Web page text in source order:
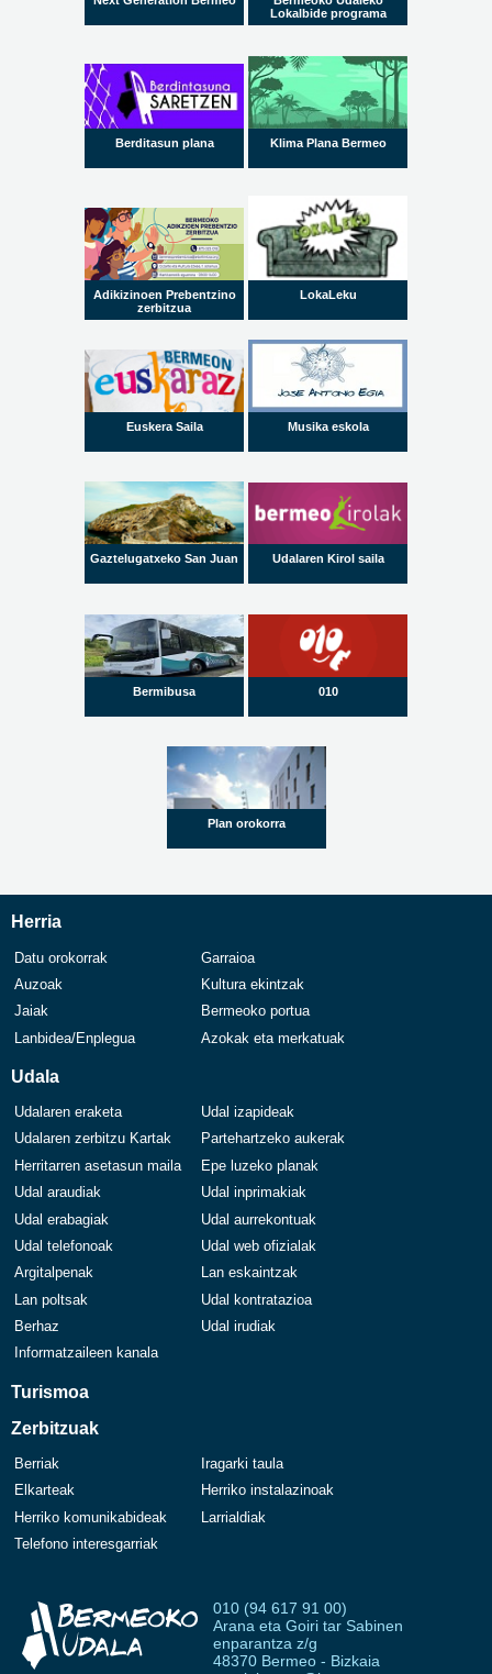
Lokalbide programa
Berditasun plana Klima Plana Bermeo
Adikizinoen Prebentzino
zerbitzua
LokaLeku
Euskera Saila Musika eskola
Gaztelugatxeko San Juan Udalaren Kirol saila
Bermibusa 010
Plan orokorra
Herria
Datu orokorrak
Garraioa
Auzoak
Kultura ekintzak
Jaiak
Bermeoko portua
Lanbidea/Enplegua
Azokak eta merkatuak
Udala
Udalaren eraketa
Udal izapideak
Udalaren zerbitzu Kartak
Partehartzeko aukerak
Herritarren asetasun maila
Epe luzeko planak
Udal araudiak
Udal inprimakiak
Udal erabagiak
Udal aurrekontuak
Udal telefonoak
Udal web ofizialak
Argitalpenak
Lan eskaintzak
Lan poltsak
Udal kontratazioa
Berhaz
Udal irudiak
Informatzaileen kanala
Turismoa
Zerbitzuak
Berriak
Iragarki taula
Elkarteak
Herriko instalazinoak
Herriko komunikabideak
Larrialdiak
Telefono interesgarriak
010 (94 617 91 00)
Arana eta Goiri tar Sabinen
enparantza z/g
48370 Bermeo - Bizkaia